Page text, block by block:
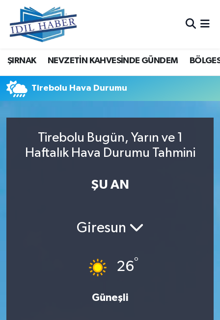
ŞIRNAK NEVZETİN KAHVESİNDE GÜNDEM
Tirebolu Hava Durumu
Tirebolu Bugün, Yarın ve 1
Haftalık Hava Durumu Tahmini
ŞU AN
Giresun
26°
Güneşli
Nöbetçi Eczaneler
Hava Durumu
Trafik Durumu
Tüm Manşetler